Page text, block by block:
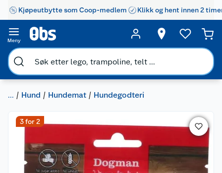
Kjøpeutbytte som Coop-medlem Klikk og hent innen 2
Meny
... Hund Hundemat Hundegodteri
3 for 2